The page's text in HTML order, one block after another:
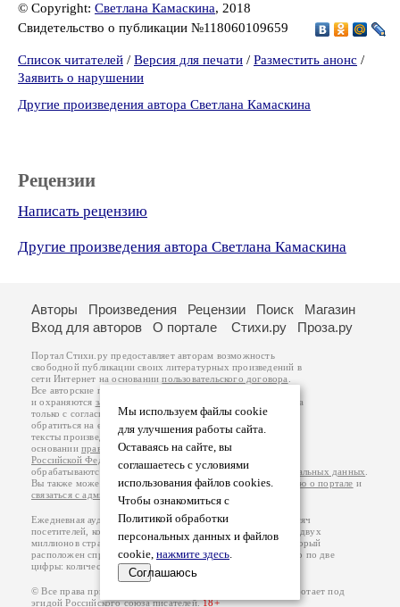
© Copyright: Светлана Камаскина, 2018
Свидетельство о публикации №118060109659
Список читателей / Версия для печати / Разместить анонс /
Заявить о нарушении
Другие произведения автора Светлана Камаскина
Рецензии
Написать рецензию
Другие произведения автора Светлана Камаскина
Мы используем файлы cookie
для улучшения работы сайта.
Оставаясь на сайте, вы
соглашаетесь с условиями
использования файлов cookies.
Чтобы ознакомиться с
Политикой обработки
персональных данных и файлов
cookie, нажмите здесь.
Соглашаюсь
Авторы Произведения Рецензии Поиск
Магазин
Вход для авторов
О портале Стихи.ру Проза.ру
Портал Стихи.ру предоставляет авторам возможность
свободной публикации своих литературных произведений в
сети Интернет на основаниипользовательского договора
Все авторские права на произведения принадлежат авторам
и охраняются законом
. Перепечатка произведений возможна
только с согласия его автора, к которому вы можете
обратиться на его авторской странице. Ответственность за
тексты произведений авторы несут самостоятельно на
основанииправил публикацииизаконодательства
Российской Федерации
обрабатываются на основанииПолитики обработки персональных данных
Вы также можете посмотреть более подробнуюинформацию о портале и
связаться с администрацией
Ежедневная аудитория портала Стихи.ру – порядка 200 тысяч
посетителей, которые в общей сумме просматривают более двух
миллионов страниц по данным счетчика посещаемости, который
расположен справа от этого текста. В каждой графе указано по две
цифры: количество просмотров и количество посетителей.
© Все права принадлежат авторам, 2000-2026. Портал работает под
эгидойРоссийского союза писателей.18+